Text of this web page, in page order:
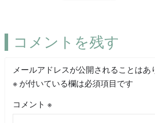
コメントを残す
メールアドレスが公開されることはあ
※が付いている欄は必須項目です
コメント ※